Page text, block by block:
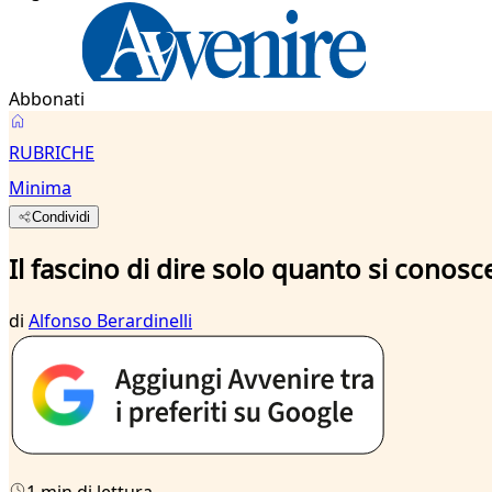
Abbonati
RUBRICHE
Minima
Condividi
Il fascino di dire solo quanto si
di Alfonso Berardinelli